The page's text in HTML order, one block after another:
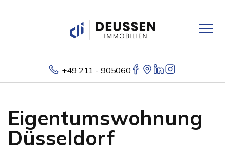
+49 211 - 905060
Eigentumswohnung
Düsseldorf